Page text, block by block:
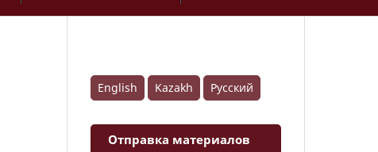
English Kazakh Русский
Отправка материалов